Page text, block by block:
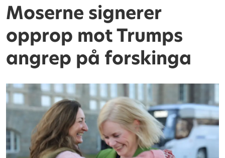
Moserne signerer
opprop mot Trumps
angrep på forskinga